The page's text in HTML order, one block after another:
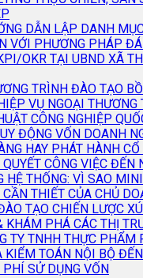
DẪN LẬP DANH
VỚI PHƯƠNG PHÁP
OKR TẠI UBND XÃ
TRÌNH ĐÀO TẠO
VỤ NGOẠI THƯƠNG
CÔNG NGHIỆP
ĐỘNG VỐN DOANH
HAY PHÁT HÀNH
CÔNG VIỆC ĐẾN
HỆ THỐNG: VÌ SAO
CẦN THIẾT CỦA CHỦ
TẠO CHIẾN LƯỢC
KHÁM PHÁ CÁC THỊ
TY TNHH THỰC PHẨM
KIỂM TOÁN NỘI BỘ
SỬ DỤNG VỐN